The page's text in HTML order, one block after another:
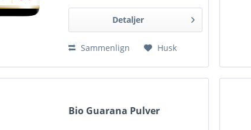
Detaljer
Sammenlign Husk
Bio Guarana Pulver